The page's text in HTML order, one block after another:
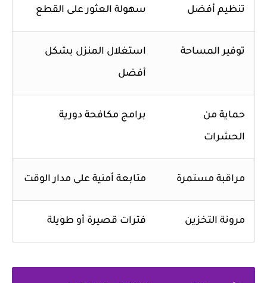
تنظيم أفضل سهولة العثور على القطع
توفير المساحة استغلال المنزل بشكل
أفضل
حماية من
الحشرات
برامج مكافحة دورية
مراقبة مستمرة متابعة أمنية على مدار الوقت
مرونة التخزين فترات قصيرة أو طويلة